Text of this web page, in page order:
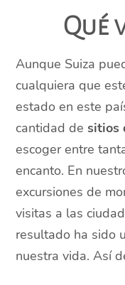
Qué
Aunque Suiza
cualquiera que
estado en este
cantidad desitios
escoger entre
encanto. En
excursiones de
visitas a las
resultado ha sido
nuestra vida. Así